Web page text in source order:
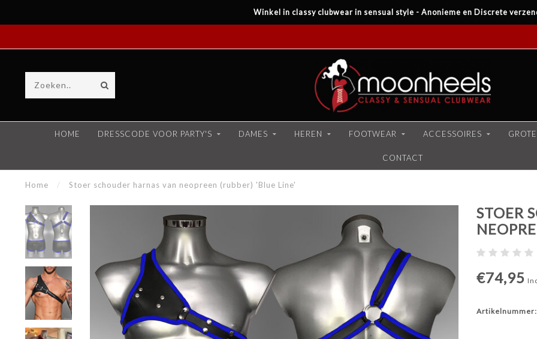
Winkel in classy clubwear in sensual style - Anonieme en Discrete
HOME DRESSCODE VOOR PARTY'S DAMES HEREN FOOTWEAR ACCESSOIRES
CONTACT
Home / Stoer schouder harnas van neopreen (rubber) 'Blue Line'
STOER
€74,95
Artikelnummer: